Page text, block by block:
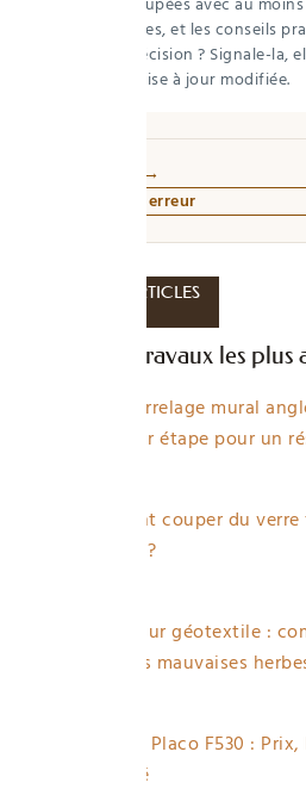
sont recoupées avec au
spécialisées, et les conseils
une imprécision ? Signale-la,
date de mise à jour modifiée.
Qui écrit ici →
Signaler une erreur
DERNIERS ARTICLES
Les articles travaux les plus
Poser carrelage mural
étape par étape pour un
Comment couper du
sécurité ?
Gravier sur géotextile :
éviter les mauvaises
Fourrure Placo F530 :
Quantité